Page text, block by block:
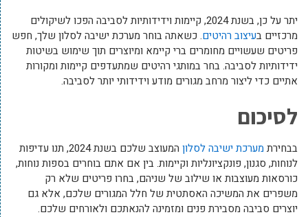
יתר על כן, בשנת 2024, קיימות וידידותיות לסביבה הפכו לשיקולים
מרכזיים בעיצוב רהיטים. כשאתה בוחר מערכת ישיבה לסלון שלך, חפש
פריטים שעשויים מחומרים ברי קיימא ומיוצרים תוך שימוש בשיטות
ידידותיות לסביבה. בחר במותגי רהיטים שמתעדפים קיימות ומקורות
אתיים כדי ליצור מרחב מגורים מודע וידידותי יותר לסביבה.
לסיכום
בבחירתמערכת ישיבה לסלון
המעוצב שלכם בשנת 2024, תנו עדיפות
לנוחות, סגנון, פונקציונליות וקיימות. בין אם אתם בוחרים בספות נוחות,
כורסאות מעוצבות או שילוב של שניהם, בחרו פריטים שלא רק
משפרים את המשיכה האסתטית של חלל המגורים שלכם, אלא גם
יוצרים סביבה מסבירת פנים ומזמינה להנאתכם ולאורחים שלכם.